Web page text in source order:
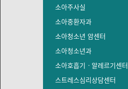
소아주사실
소아중환자과
소아청소년 암센터
소아청소년과
소아호흡기ㆍ알레르기센터
스트레스심리상담센터